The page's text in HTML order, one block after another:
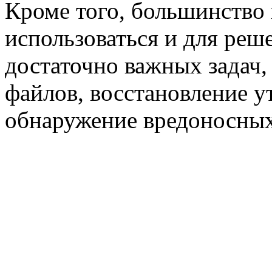
Кроме того,
использоваться и для
достаточно важных
файлов, восстановление
обнаружение